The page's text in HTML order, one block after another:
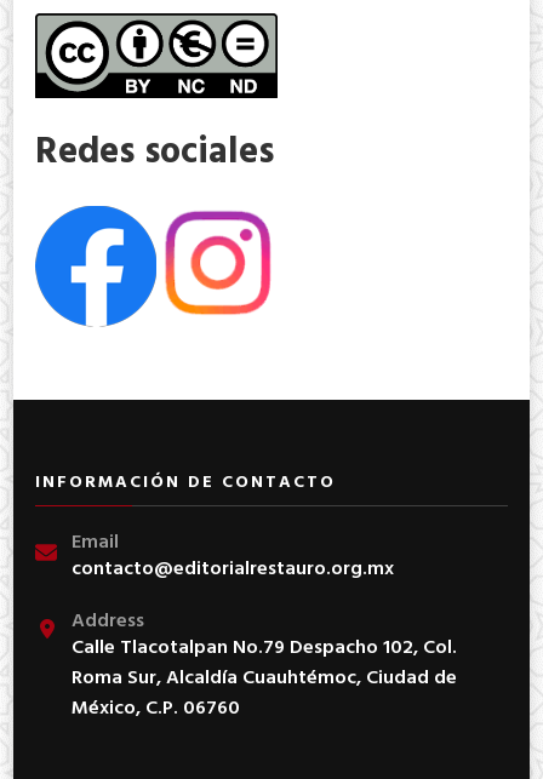
Redes sociales
INFORMACIÓN DE CONTACTO
Email
contacto@editorialrestauro.org.mx
Address
Calle Tlacotalpan No.79 Despacho 102, Col.
Roma Sur, Alcaldía Cuauhtémoc, Ciudad de
México, C.P. 06760